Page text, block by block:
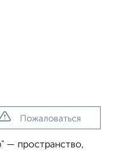
Пожаловаться
— пространство,